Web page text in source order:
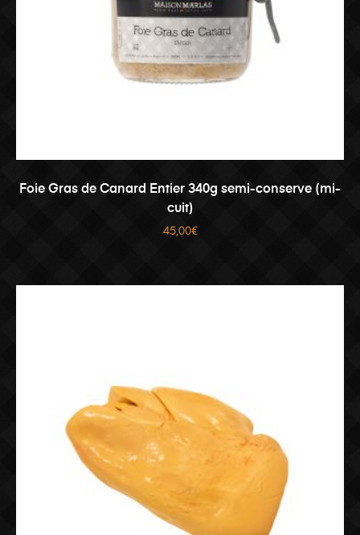
AJOUTER AU PANIER
Foie Gras de Canard Entier 340g semi-conserve (mi-
cuit)
45,00€